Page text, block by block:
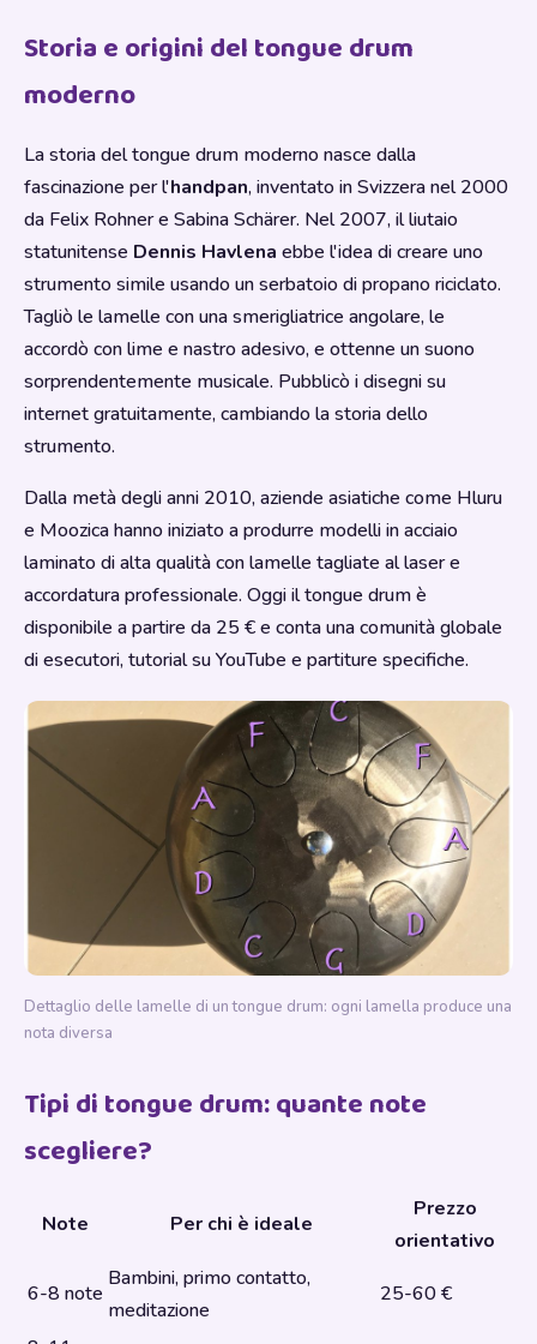
Storia e origini del tongue drum
moderno
La storia del tongue drum moderno nasce dalla
fascinazione per l'handpan, inventato in Svizzera nel 2000
da Felix Rohner e Sabina Schärer. Nel 2007, il liutaio
statunitense Dennis Havlena ebbe l'idea di creare uno
strumento simile usando un serbatoio di propano riciclato.
Tagliò le lamelle con una smerigliatrice angolare, le
accordò con lime e nastro adesivo, e ottenne un suono
sorprendentemente musicale. Pubblicò i disegni su
internet gratuitamente, cambiando la storia dello
strumento.
Dalla metà degli anni 2010, aziende asiatiche come Hluru
e Moozica hanno iniziato a produrre modelli in acciaio
laminato di alta qualità con lamelle tagliate al laser e
accordatura professionale. Oggi il tongue drum è
disponibile a partire da 25 € e conta una comunità globale
di esecutori, tutorial su YouTube e partiture specifiche.
Dettaglio delle lamelle di un tongue drum: ogni lamella produce una
nota diversa
Tipi di tongue drum: quante note
scegliere?
Note Per chi è ideale
Prezzo
orientativo
6-8 note
Bambini, primo contatto,
meditazione
25-60 €